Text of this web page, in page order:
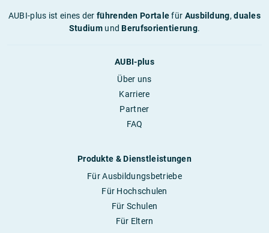
AUBI-plus ist eines derführenden Portalefür Ausbildung,duales
StudiumundBerufsorientierung.
AUBI-plus
Über uns
Karriere
Partner
FAQ
Produkte & Dienstleistungen
Für Ausbildungsbetriebe
Für Hochschulen
Für Schulen
Für Eltern